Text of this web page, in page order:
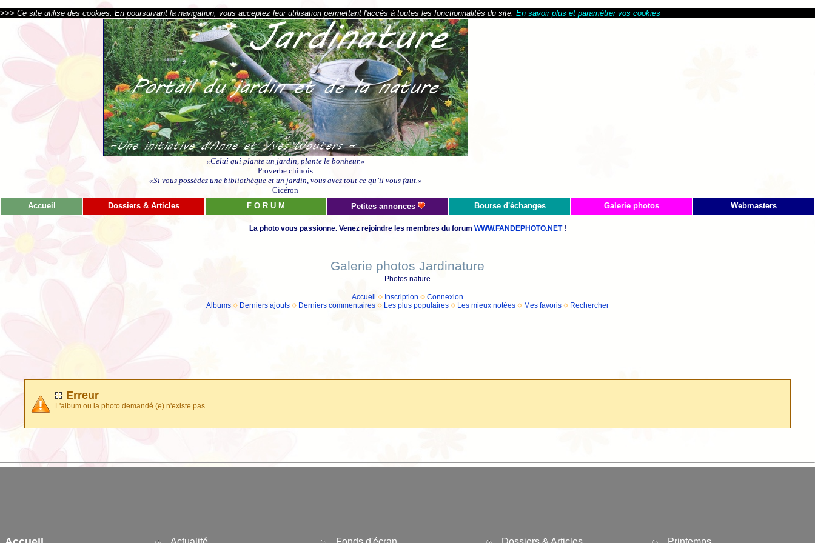
>>> Ce site utilise des cookies. En poursuivant la navigation, vous acceptez leur utilisation permettant l'accès à toutes les fonctionnalités du site. En savoir plus et paramétrer vos cookies
«Celui qui plante un jardin, plante le bonheur.»
Proverbe chinois
«Si vous possédez une bibliothèque et un jardin, vous avez tout ce qu’il vous faut.»
Cicéron
Accueil
Dossiers & Articles F O R U M Petites annonces Bourse d'échanges Galerie photos Webmasters
La photo vous passionne. Venez rejoindre les membres du forum WWW.FANDEPHOTO.NET!
Galerie photos Jardinature
Photos nature
Accueil Inscription
Connexion
Albums
Derniers ajouts Derniers commentaires Les plus populaires Les mieux notées Mes favoris Rechercher
Erreur
L'album ou la photo demandé (e) n'existe pas